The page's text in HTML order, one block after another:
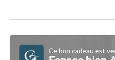
Ce bon cadeau est